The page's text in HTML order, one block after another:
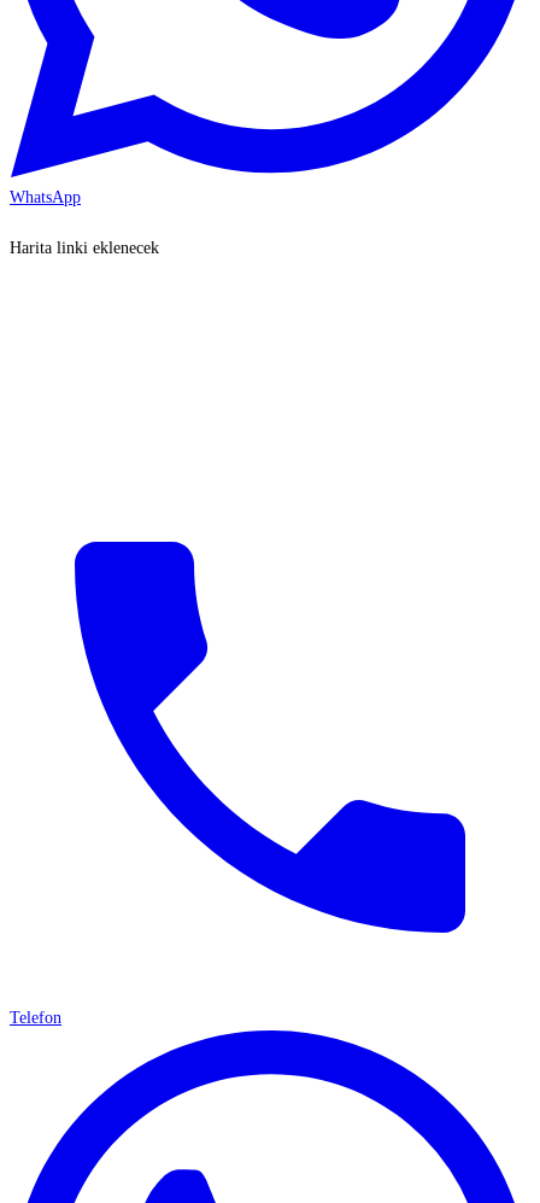
WhatsApp
Harita linki eklenecek
Telefon